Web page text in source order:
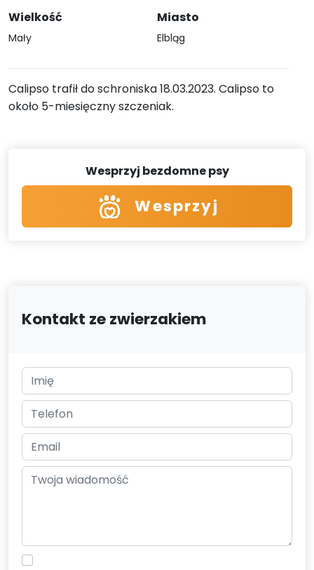
Wielkość
Mały
Miasto
Elbląg
Calipso trafił do schroniska 18.03.2023. Calipso to
około 5-miesięczny szczeniak.
Wesprzyj bezdomne psy
Wesprzyj
Kontakt ze zwierzakiem